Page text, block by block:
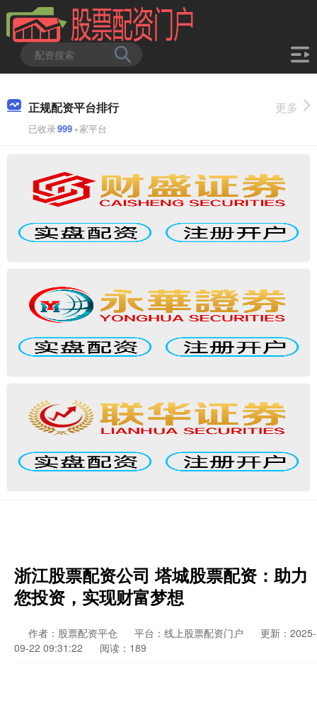
正规配资平台排行
已收录999+家平台
更多
浙江股票配资公司 塔城股票配资：助力
您投资，实现财富梦想
作者：股票配资平仓 平台：线上股票配资门户
更新：2025-
09-22 09:31:22
阅读：189